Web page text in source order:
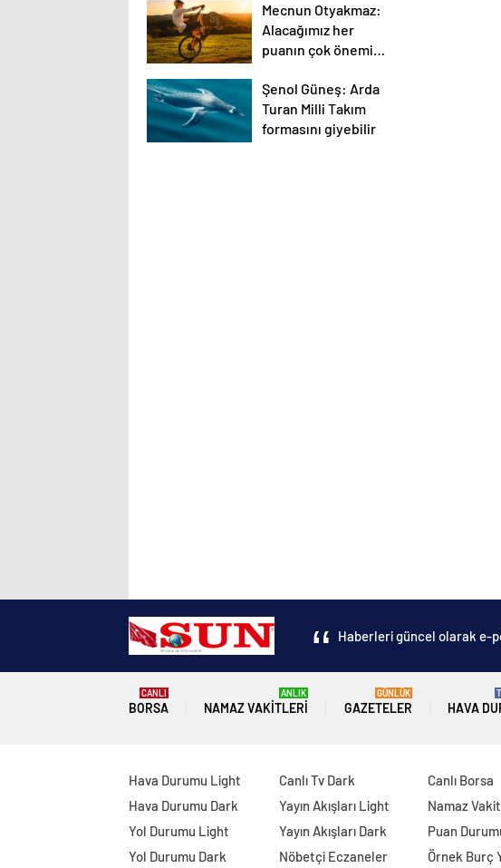
Mecnun Otyakmaz:
Alacağımız her
puanın çok önemi
Şenol Güneş: Arda
Turan Milli Takım
formasını giyebilir
Haberleri güncel olarak e-
BORSA
CANLI
NAMAZ VAKITLERI
ANLIK
GAZETELER
GÜNLÜK
HAVA
Hava Durumu Light
Hava Durumu Dark
Yol Durumu Light
Yol Durumu Dark
Canlı Tv Dark
Yayın Akışları Light
Yayın Akışları Dark
Nöbetçi Eczaneler
Canlı Borsa
Namaz
Puan
Örnek Burç